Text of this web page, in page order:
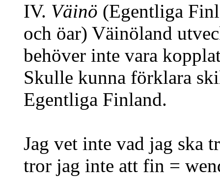
IV. Väinö (Egentliga
och öar) Väinöland
behöver inte vara
Skulle kunna förklara
Egentliga Finland.
Jag vet inte vad jag ska
tror jag inte att fin =